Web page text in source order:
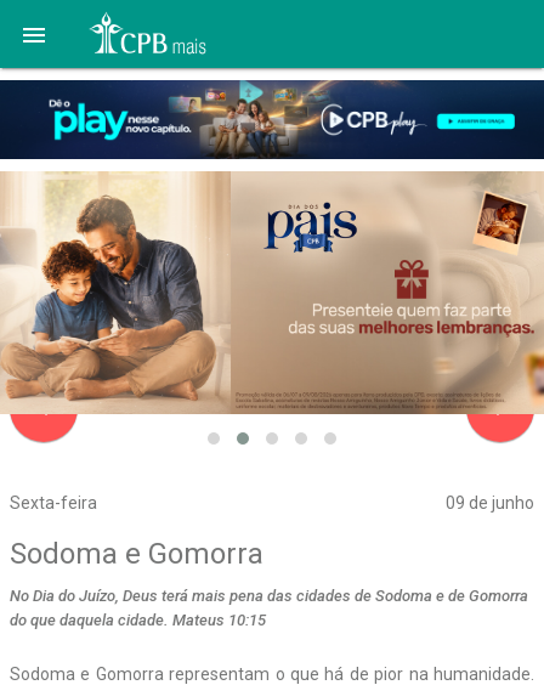

Sexta-feira 09 de junho
navigate_before
Sodoma e Gomorra
No Dia do Juízo, Deus terá mais pena das cidades de Sodoma e de Gomorra
do que daquela cidade. Mateus 10:15
Sodoma e Gomorra representam o que há de pior na humanidade.
navigate_next